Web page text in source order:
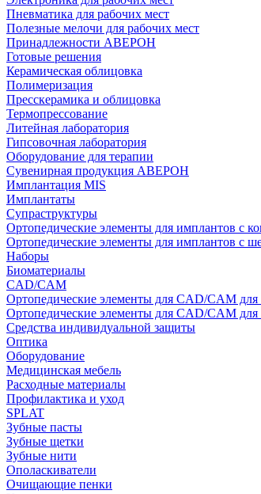
Пневматика для рабочих мест
Полезные мелочи для рабочих мест
Принадлежности АВЕРОН
Готовые решения
Керамическая облицовка
Полимеризация
Пресскерамика и облицовка
Термопрессование
Литейная лаборатория
Гипсовочная лаборатория
Оборудование для терапии
Сувенирная продукция АВЕРОН
Имплантация MIS
Имплантаты
Супраструктуры
Ортопедические элементы для имплантов с
Ортопедические элементы для имплантов с
Наборы
Биоматериалы
CAD/CAM
Ортопедические элементы для CAD/CAM
Ортопедические элементы для CAD/CAM
Средства индивидуальной защиты
Оптика
Оборудование
Медицинская мебель
Расходные материалы
Профилактика и уход
SPLAT
Зубные пасты
Зубные щетки
Зубные нити
Ополаскиватели
Очищающие пенки